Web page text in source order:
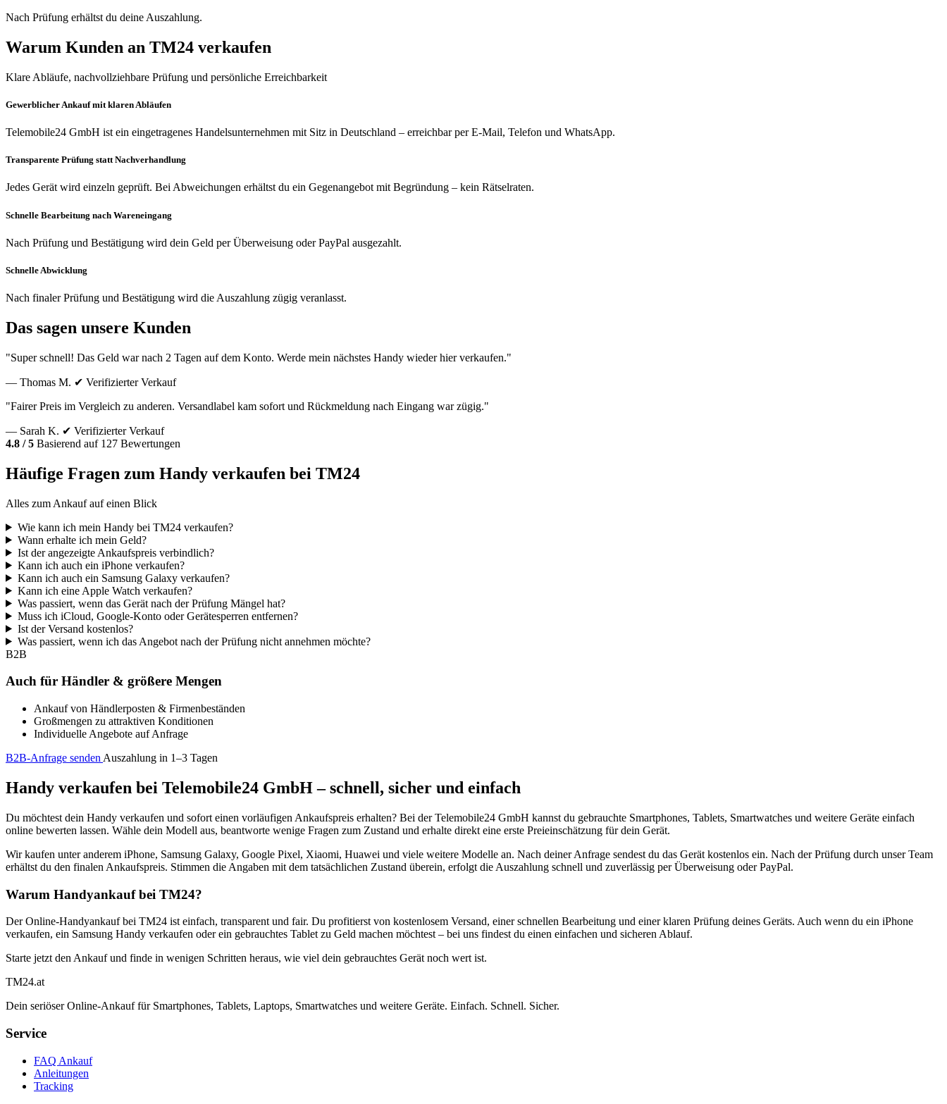
Nach Prüfung erhältst du deine Auszahlung.
Warum Kunden an TM24 verkaufen
Klare Abläufe, nachvollziehbare Prüfung und persönliche Erreichbarkeit
Gewerblicher Ankauf mit klaren Abläufen
Telemobile24 GmbH ist ein eingetragenes Handelsunternehmen mit Sitz in Deutschland – erreichbar per E-Mail, Telefon und WhatsApp.
Transparente Prüfung statt Nachverhandlung
Jedes Gerät wird einzeln geprüft. Bei Abweichungen erhältst du ein Gegenangebot mit Begründung – kein Rätselraten.
Schnelle Bearbeitung nach Wareneingang
Nach Prüfung und Bestätigung wird dein Geld per Überweisung oder PayPal ausgezahlt.
Schnelle Abwicklung
Nach finaler Prüfung und Bestätigung wird die Auszahlung zügig veranlasst.
Das sagen unsere Kunden
"Super schnell! Das Geld war nach 2 Tagen auf dem Konto. Werde mein nächstes Handy wieder hier verkaufen."
— Thomas M. ✔ Verifizierter Verkauf
"Fairer Preis im Vergleich zu anderen. Versandlabel kam sofort und Rückmeldung nach Eingang war zügig."
— Sarah K. ✔ Verifizierter Verkauf
4.8 / 5 Basierend auf 127 Bewertungen
Häufige Fragen zum Handy verkaufen bei TM24
Alles zum Ankauf auf einen Blick
Wie kann ich mein Handy bei TM24 verkaufen?
Wann erhalte ich mein Geld?
Ist der angezeigte Ankaufspreis verbindlich?
Kann ich auch ein iPhone verkaufen?
Kann ich auch ein Samsung Galaxy verkaufen?
Kann ich eine Apple Watch verkaufen?
Was passiert, wenn das Gerät nach der Prüfung Mängel hat?
Muss ich iCloud, Google-Konto oder Gerätesperren entfernen?
Ist der Versand kostenlos?
Was passiert, wenn ich das Angebot nach der Prüfung nicht annehmen möchte?
B2B
Auch für Händler & größere Mengen
Ankauf von Händlerposten & Firmenbeständen
Großmengen zu attraktiven Konditionen
Individuelle Angebote auf Anfrage
B2B-Anfrage senden Auszahlung in 1–3 Tagen
Handy verkaufen bei Telemobile24 GmbH – schnell, sicher und einfach
Du möchtest dein Handy verkaufen und sofort einen vorläufigen Ankaufspreis erhalten? Bei der Telemobile24 GmbH kannst du gebrauchte Smartphones, Tablets, Smartwatches und weitere Geräte einfach
online bewerten lassen. Wähle dein Modell aus, beantworte wenige Fragen zum Zustand und erhalte direkt eine erste Preieinschätzung für dein Gerät.
Wir kaufen unter anderem iPhone, Samsung Galaxy, Google Pixel, Xiaomi, Huawei und viele weitere Modelle an. Nach deiner Anfrage sendest du das Gerät kostenlos ein. Nach der Prüfung durch unser Team
erhältst du den finalen Ankaufspreis. Stimmen die Angaben mit dem tatsächlichen Zustand überein, erfolgt die Auszahlung schnell und zuverlässig per Überweisung oder PayPal.
Warum Handyankauf bei TM24?
Der Online-Handyankauf bei TM24 ist einfach, transparent und fair. Du profitierst von kostenlosem Versand, einer schnellen Bearbeitung und einer klaren Prüfung deines Geräts. Auch wenn du ein iPhone
verkaufen, ein Samsung Handy verkaufen oder ein gebrauchtes Tablet zu Geld machen möchtest – bei uns findest du einen einfachen und sicheren Ablauf.
Starte jetzt den Ankauf und finde in wenigen Schritten heraus, wie viel dein gebrauchtes Gerät noch wert ist.
TM24.at
Dein seriöser Online-Ankauf für Smartphones, Tablets, Laptops, Smartwatches und weitere Geräte. Einfach. Schnell. Sicher.
Service
FAQ Ankauf
Anleitungen
Tracking